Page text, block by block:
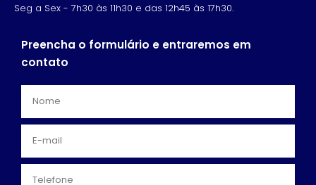
Seg a Sex - 7h30 às 11h30 e das 12h45 às 17h30.
Preencha o formulário e entraremos em
contato